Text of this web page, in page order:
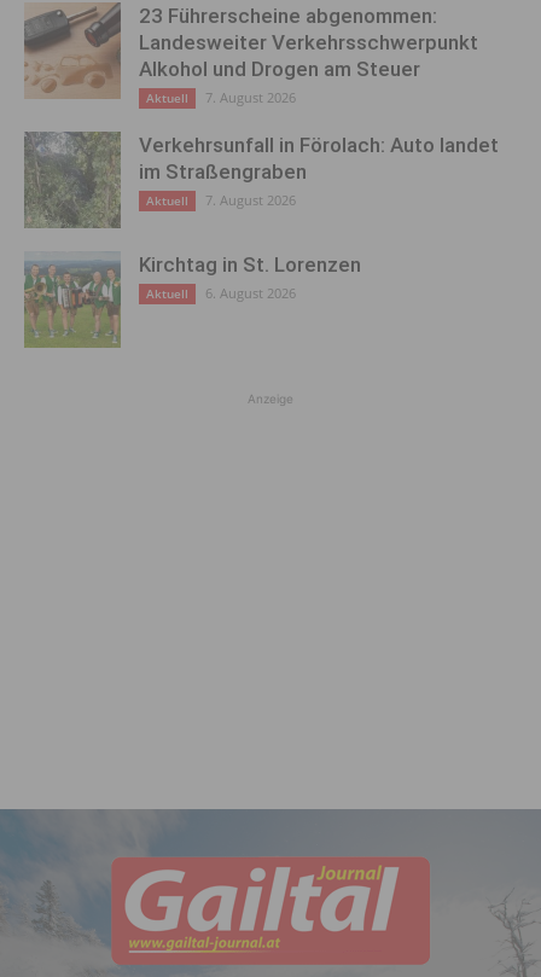
23 Führerscheine abgenommen:
Landesweiter Verkehrsschwerpunkt
Alkohol und Drogen am Steuer
Aktuell 7. August 2026
Verkehrsunfall in Förolach: Auto landet
im Straßengraben
Aktuell 7. August 2026
Kirchtag in St. Lorenzen
Aktuell 6. August 2026
Anzeige